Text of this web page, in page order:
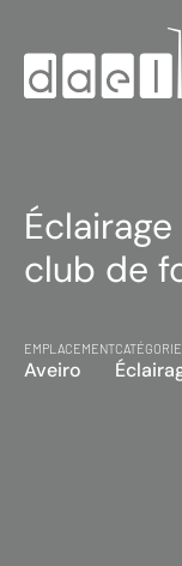
club de
EMPLACEMENT
Aveiro
CATÉGORIE